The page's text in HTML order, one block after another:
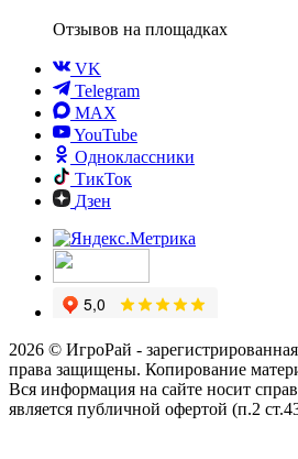
Отзывов на площадках
VK
Telegram
MAX
YouTube
Одноклассники
ТикТок
Дзен
2026 © ИгроРай -
права защищены. Копирование
Вся информация на сайте носит
является публичной офертой (п.2